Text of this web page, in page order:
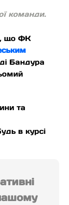
команди.
що ФК
Бандура
та
в курсі